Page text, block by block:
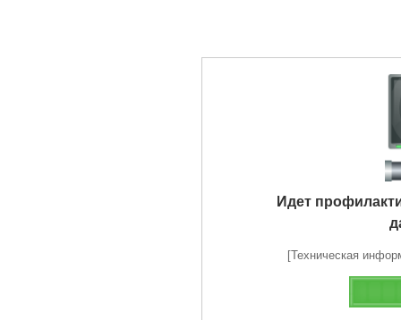
Идет
[Техническая